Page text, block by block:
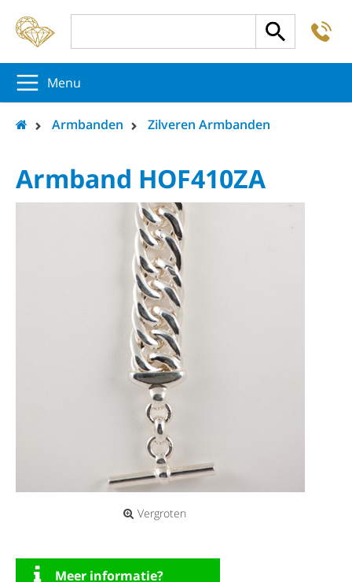
Menu
Armbanden Zilveren Armbanden
Armband HOF410ZA
Vergroten
Meer informatie?